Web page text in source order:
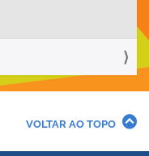
VOLTAR AO TOPO